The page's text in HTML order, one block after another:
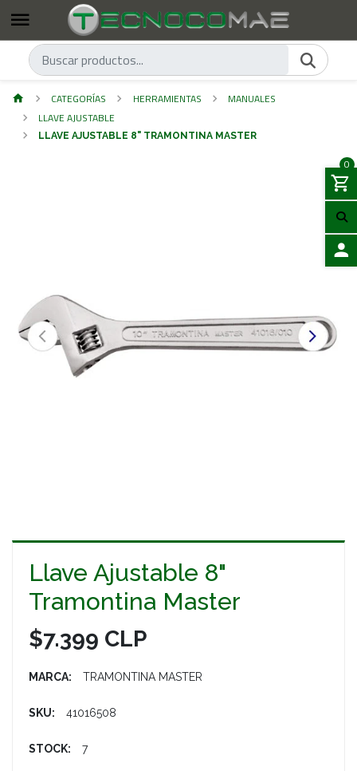
0
CATEGORÍAS HERRAMIENTAS
MANUALES
LLAVE AJUSTABLE
LLAVE AJUSTABLE 8" TRAMONTINA MASTER
Llave Ajustable 8"
Tramontina Master
$7.399 CLP
MARCA: TRAMONTINA MASTER
SKU: 41016508
STOCK: 7